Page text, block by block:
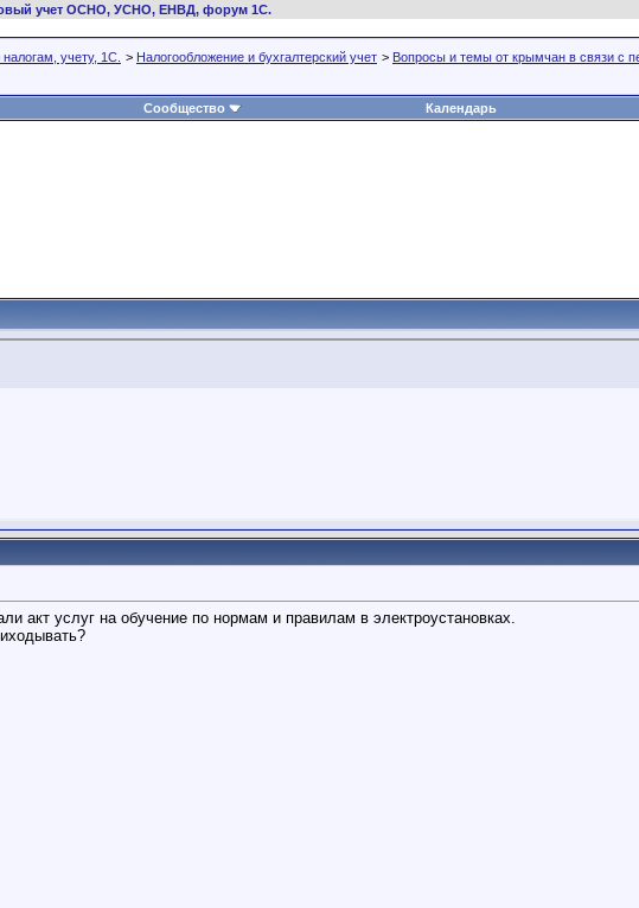
учет ОСНО, УСНО, ЕНВД, форум 1С.
учету, 1С. > Налогообложение и бухгалтерский учет > Вопросы и темы от крымчан в связи с
Сообщество Календарь
акт услуг на обучение по нормам и правилам в электроустановках.